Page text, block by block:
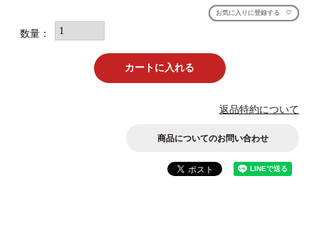
お気に入りに登録する
カートに入れる
返品特約について
商品についてのお問い合わせ